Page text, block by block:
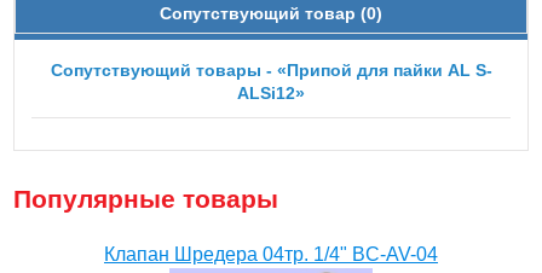
Сопутствующий товар (0)
Сопутствующий товары - «Припой для пайки AL S-
ALSi12»
Популярные товары
Клапан Шредера 04тр. 1/4" BC-AV-04